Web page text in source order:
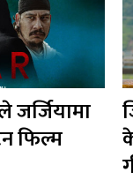
जर्जियामा
फिल्म